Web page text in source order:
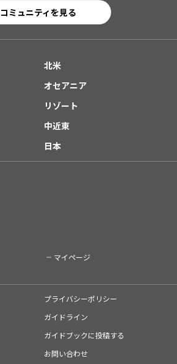
コミュニティを見る
北米
オセアニア
リゾート
中近東
日本
マイページ
プライバシーポリシー
ガイドライン
ガイドブックに投稿する
お問い合わせ